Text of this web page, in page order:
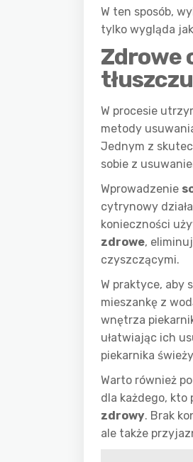
W ten sposób,
tylko wygląda
Zdrowe
W procesie
metody
Jednym z
sobie z
Wprowadzenie
cytrynowy
konieczności
zdrowe,
czyszczącymi.
W praktyce, aby
mieszankę z
wnętrza
ułatwiając ich
piekarnika
Warto również
dla każdego, kto
zdrowy. Brak
ale także